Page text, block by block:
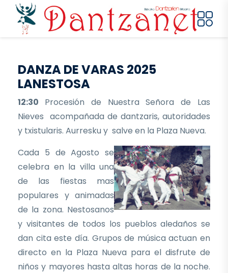
Pasar al contenido principal
DANZA DE VARAS 2025
LANESTOSA
12:30 Procesión de Nuestra Señora de Las
Nieves acompañada de dantzaris, autoridades
y txistularis. Aurresku y salve en la Plaza Nueva.
Cada 5 de Agosto se
celebra en la villa una
de las fiestas mas
populares y animadas
de la zona. Nestosanos
y visitantes de todos los pueblos aledaños se
dan cita este día. Grupos de música actuan en
directo en la Plaza Nueva para el disfrute de
niños y mayores hasta altas horas de la noche.